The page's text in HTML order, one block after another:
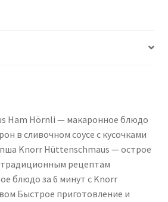
Ham Hörnli — макаронное блюдо
в сливочном соусе с кусочками
Knorr Hüttenschmaus — острое
рецептам
блюдо за 6 минут с Knorr
Быстрое приготовление и